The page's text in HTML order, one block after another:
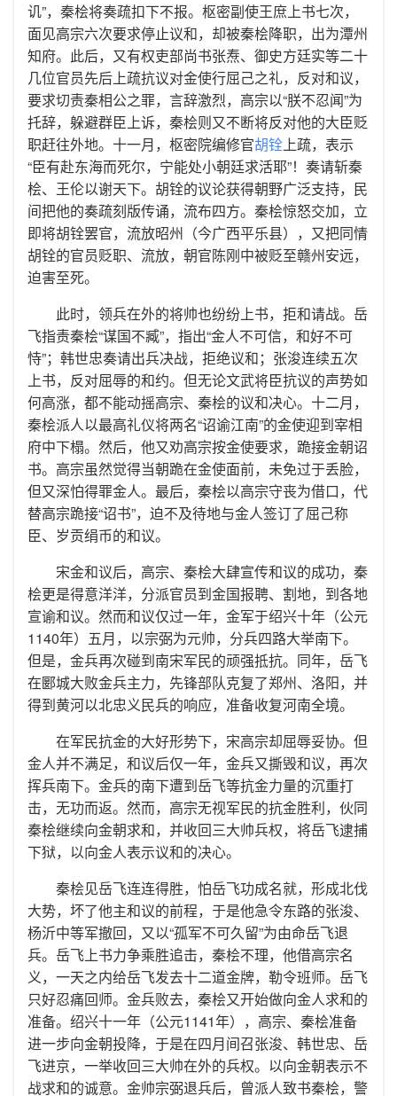
讥”，秦桧将奏疏扣下不报。枢密副使王庶上书七次，
面见高宗六次要求停止议和，却被秦桧降职，出为潭州
知府。此后，又有权吏部尚书张焘、御史方廷实等二十
几位官员先后上疏抗议对金使行屈己之礼，反对和议，
要求切责秦相公之罪，言辞激烈，高宗以“朕不忍闻”为
托辞，躲避群臣上诉，秦桧则又不断将反对他的大臣贬
职赶往外地。十一月，枢密院编修官胡铨上疏，表示
“臣有赴东海而死尔，宁能处小朝廷求活耶”！奏请斩秦
桧、王伦以谢天下。胡铨的议论获得朝野广泛支持，民
间把他的奏疏刻版传诵，流布四方。秦桧惊怒交加，立
即将胡铨罢官，流放昭州（今广西平乐县），又把同情
胡铨的官员贬职、流放，朝官陈刚中被贬至赣州安远，
迫害至死。
此时，领兵在外的将帅也纷纷上书，拒和请战。岳
飞指责秦桧“谋国不臧”，指出“金人不可信，和好不可
恃”；韩世忠奏请出兵决战，拒绝议和；张浚连续五次
上书，反对屈辱的和约。但无论文武将臣抗议的声势如
何高涨，都不能动摇高宗、秦桧的议和决心。十二月，
秦桧派人以最高礼仪将两名“诏谕江南”的金使迎到宰相
府中下榻。然后，他又劝高宗按金使要求，跪接金朝诏
书。高宗虽然觉得当朝跪在金使面前，未免过于丢脸，
但又深怕得罪金人。最后，秦桧以高宗守丧为借口，代
替高宗跪接“诏书”，迫不及待地与金人签订了屈己称
臣、岁贡绢币的和议。
宋金和议后，高宗、秦桧大肆宣传和议的成功，秦
桧更是得意洋洋，分派官员到金国报聘、割地，到各地
宣谕和议。然而和议仅过一年，金军于绍兴十年（公元
1140年）五月，以宗弼为元帅，分兵四路大举南下。
但是，金兵再次碰到南宋军民的顽强抵抗。同年，岳飞
在郾城大败金兵主力，先锋部队克复了郑州、洛阳，并
得到黄河以北忠义民兵的响应，准备收复河南全境。
在军民抗金的大好形势下，宋高宗却屈辱妥协。但
金人并不满足，和议后仅一年，金兵又撕毁和议，再次
挥兵南下。金兵的南下遭到岳飞等抗金力量的沉重打
击，无功而返。然而，高宗无视军民的抗金胜利，伙同
秦桧继续向金朝求和，并收回三大帅兵权，将岳飞逮捕
下狱，以向金人表示议和的决心。
秦桧见岳飞连连得胜，怕岳飞功成名就，形成北伐
大势，坏了他主和议的前程，于是他急令东路的张浚、
杨沂中等军撤回，又以“孤军不可久留”为由命岳飞退
兵。岳飞上书力争乘胜追击，秦桧不理，他借高宗名
义，一天之内给岳飞发去十二道金牌，勒令班师。岳飞
只好忍痛回师。金兵败去，秦桧又开始做向金人求和的
准备。绍兴十一年（公元1141年），高宗、秦桧准备
进一步向金朝投降，于是在四月间召张浚、韩世忠、岳
飞进京，一举收回三大帅在外的兵权。以向金朝表示不
战求和的诚意。金帅宗弼退兵后，曾派人致书秦桧，警